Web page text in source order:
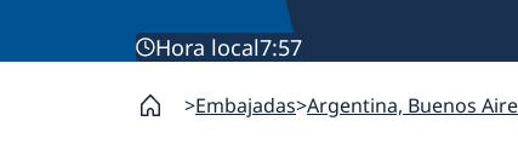
Hora local7:57
Embajadas Argentina, Buenos